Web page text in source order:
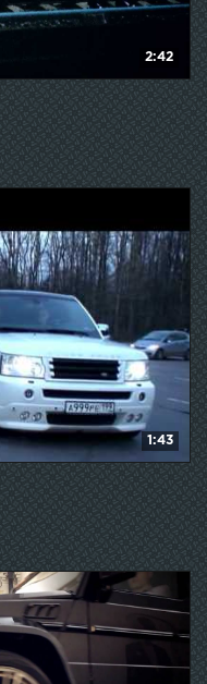
2:42
1:43